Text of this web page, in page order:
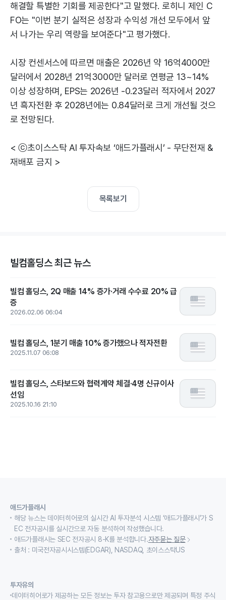
해결할 특별한 기회를 제공한다"고 말했다. 로히니 제인 C
FO는 "이번 분기 실적은 성장과 수익성 개선 모두에서 앞
서 나가는 우리 역량을 보여준다"고 평가했다.
시장 컨센서스에 따르면 매출은 2026년 약 16억4000만
달러에서 2028년 21억3000만 달러로 연평균 13~14%
이상 성장하며, EPS는 2026년 -0.23달러 적자에서 2027
년 흑자전환 후 2028년에는 0.84달러로 크게 개선될 것으
로 전망된다.
< ⓒ초이스스탁 AI 투자속보 ‘애드가플래시’ - 무단전재 &
재배포 금지 >
목록보기
빌컴홀딩스 최근 뉴스
빌컴 홀딩스, 2Q 매출 14% 증가·거래 수수료 20% 급
증
2026.02.06 06:04
빌컴 홀딩스, 1분기 매출 10% 증가했으나 적자전환
2025.11.07 06:08
빌컴 홀딩스, 스타보드와 협력계약 체결·4명 신규이사
선임
2025.10.16 21:10
애드가플래시
해당 뉴스는 데이터히어로의 실시간 AI 투자분석 시스템 ‘애드가플래시’가 S
EC 전자공시를 실시간으로 자동 분석하여 작성했습니다.
애드가플래시는 SEC 전자공시 8-K를 분석합니다.자주묻는 질문
출처 : 미국전자공시시스템(EDGAR), NASDAQ, 초이스스탁US
투자유의
데이터히어로가 제공하는 모든 정보는 투자 참고용으로만 제공되며 특정 주식